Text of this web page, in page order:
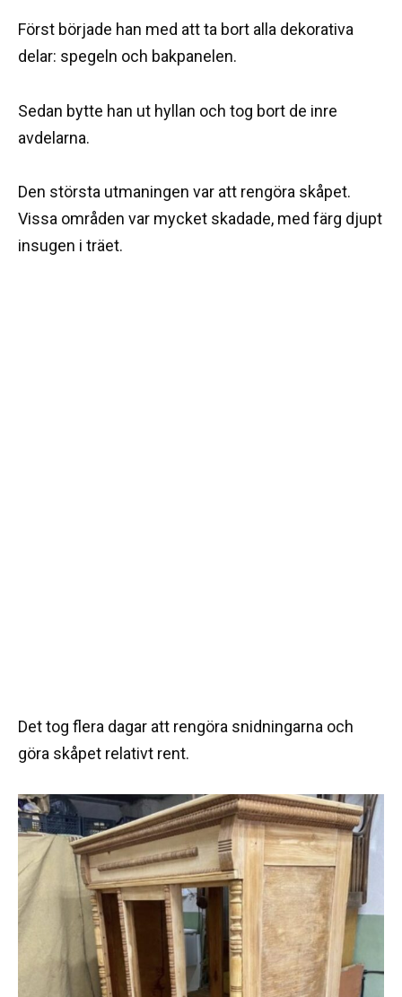
Först började han med att ta bort alla dekorativa
delar: spegeln och bakpanelen.
Sedan bytte han ut hyllan och tog bort de inre
avdelarna.
Den största utmaningen var att rengöra skåpet.
Vissa områden var mycket skadade, med färg djupt
insugen i träet.
Det tog flera dagar att rengöra snidningarna och
göra skåpet relativt rent.